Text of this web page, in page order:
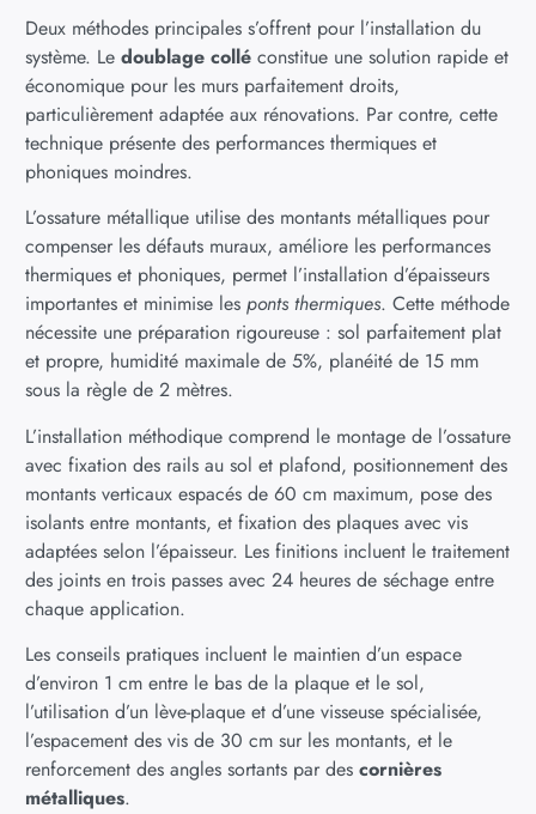
Deux méthodes principales s’offrent pour l’installation du
système. Le doublage collé constitue une solution rapide et
économique pour les murs parfaitement droits,
particulièrement adaptée aux rénovations. Par contre, cette
technique présente des performances thermiques et
phoniques moindres.
L’ossature métallique utilise des montants métalliques pour
compenser les défauts muraux, améliore les performances
thermiques et phoniques, permet l’installation d’épaisseurs
importantes et minimise les ponts thermiques. Cette méthode
nécessite une préparation rigoureuse : sol parfaitement plat
et propre, humidité maximale de 5%, planéité de 15 mm
sous la règle de 2 mètres.
L’installation méthodique comprend le montage de l’ossature
avec fixation des rails au sol et plafond, positionnement des
montants verticaux espacés de 60 cm maximum, pose des
isolants entre montants, et fixation des plaques avec vis
adaptées selon l’épaisseur. Les finitions incluent le traitement
des joints en trois passes avec 24 heures de séchage entre
chaque application.
Les conseils pratiques incluent le maintien d’un espace
d’environ 1 cm entre le bas de la plaque et le sol,
l’utilisation d’un lève-plaque et d’une visseuse spécialisée,
l’espacement des vis de 30 cm sur les montants, et le
renforcement des angles sortants par des cornières
métalliques.